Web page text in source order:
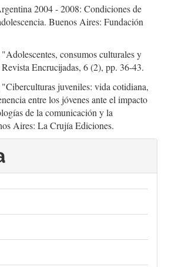
2004 - 2008: Condiciones de
Buenos Aires: Fundación
consumos culturales y
Encrucijadas, 6 (2), pp. 36-43.
juveniles: vida cotidiana,
entre los jóvenes ante el impacto
de la comunicación y la
Aires: La Crujía Ediciones.